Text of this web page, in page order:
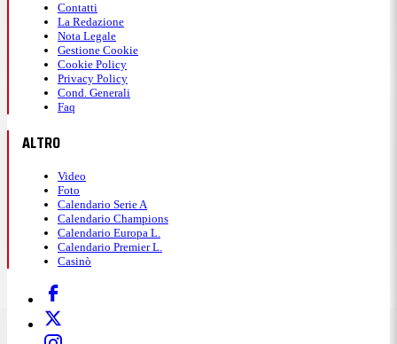
Contatti
La Redazione
Nota Legale
Gestione Cookie
Cookie Policy
Privacy Policy
Cond. Generali
Faq
ALTRO
Video
Foto
Calendario Serie A
Calendario Champions
Calendario Europa L.
Calendario Premier L.
Casinò